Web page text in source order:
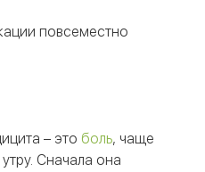
повсеместно
– это боль, чаще
Сначала она